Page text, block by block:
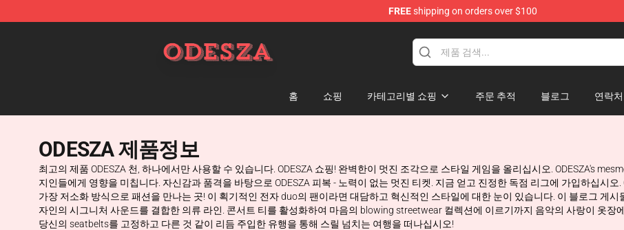
FREEshipping on orders over $100
홈 쇼핑 카테고리별 쇼핑 주문 추적 블로그 연락처
ODESZA 제품정보
최고의 제품 ODESZA 천, 하나에서만 사용할 수 있습니다. ODESZA 쇼핑! 완벽한이 멋진 조각으로 스타일 게임을 올리십시오. ODESZA's
지인들에게 영향을 미칩니다. 자신감과 품격을 바탕으로 ODESZA 피복 - 노력이 없는 멋진 티켓. 지금 얻고 진정한 독점 리그에 가입하십시오.
가장 저소화 방식으로 패션을 만나는 곳! 이 획기적인 전자 duo의 팬이라면 대담하고 혁신적인 스타일에 대한 눈이 있습니다. 이 블로그 게시
자인의 시그니처 사운드를 결합한 의류 라인. 콘서트 티를 활성화하여 마음의 blowing streetwear 컬렉션에 이르기까지 음악의 사랑이 옷장
당신의 seatbelts를 고정하고 다른 것 같이 리듬 주입한 유행을 통해 스릴 넘치는 여행을 떠나십시오!